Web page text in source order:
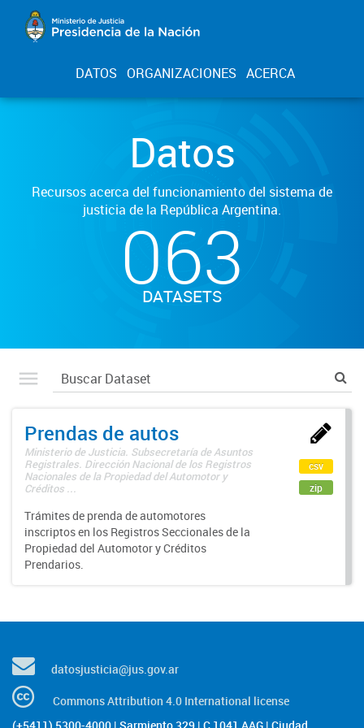
DATOS ORGANIZACIONES ACERCA
Datos
Recursos acerca del funcionamiento del sistema de
justicia de la República Argentina.
063
DATASETS
Prendas de autos
Ministerio de Justicia. Subsecretaría de Asuntos
Registrales. Dirección Nacional de los Registros
Nacionales de la Propiedad del Automotor y
Créditos ...
Trámites de prenda de automotores
inscriptos en los Registros Seccionales de la
Propiedad del Automotor y Créditos
Prendarios.
csv
zip
datosjusticia@jus.gov.ar
Commons Attribution 4.0 International license